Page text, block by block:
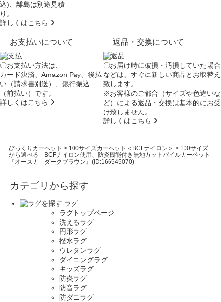
込)、離島は別途見積
り。
詳しくはこちら
お支払いについて
〇お支払い方法は、
カード決済、Amazon Pay、後払
い（請求書別送）、銀行振込
（前払い）です。
詳しくはこちら
返品・交換について
〇お届け時に破損・汚損していた場合
などは、すぐに新しい商品とお取替え
致します。
※お客様のご都合（サイズや色違いな
ど）による返品・交換は基本的にお受
け致しません。
詳しくはこちら
びっくりカーペット > 100サイズカーペット＜BCFナイロン＞ > 100サイズ
から選べる BCFナイロン使用、防炎機能付き無地カットパイルカーペット
『オースカ ダークブラウン』(ID:166545070)
カテゴリから探す
ラグ
ラグトップページ
洗えるラグ
円形ラグ
撥水ラグ
ウレタンラグ
ダイニングラグ
キッズラグ
防炎ラグ
防音ラグ
防ダニラグ